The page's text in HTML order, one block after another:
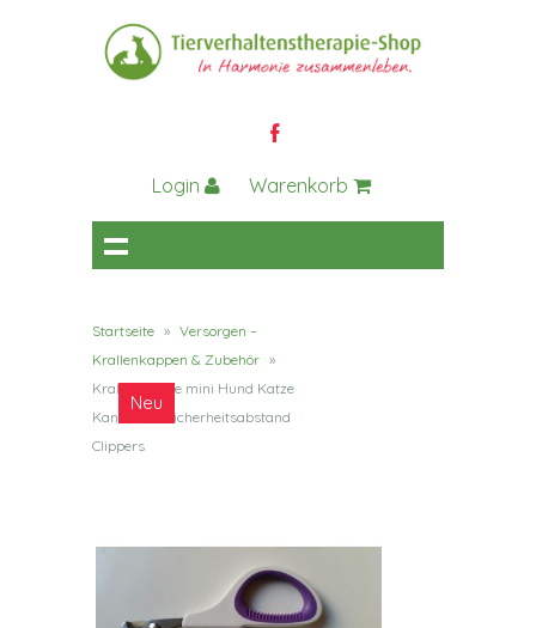
Login Warenkorb
Startseite » Versorgen –
Krallenkappen & Zubehör »
Krallenschere mini Hund Katze
Kaninchen Sicherheitsabstand
Clippers
Neu